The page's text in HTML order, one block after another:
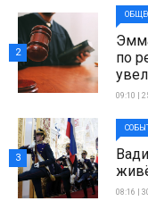
по
09:10 |
2
08:16 |
3